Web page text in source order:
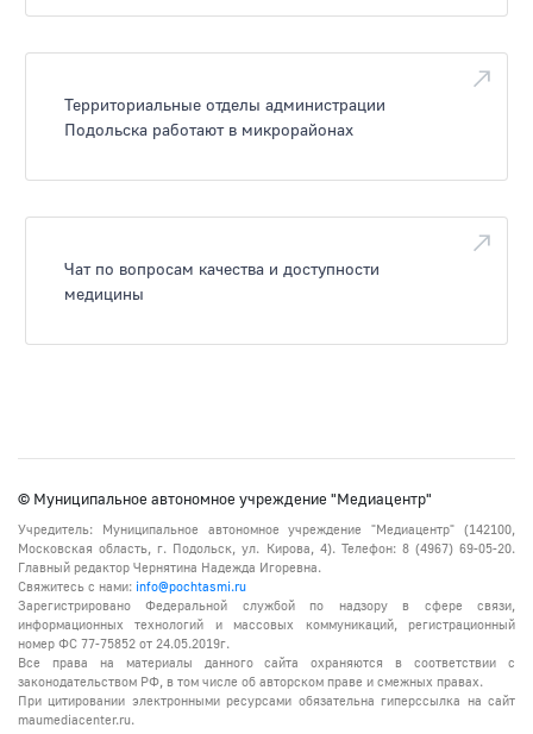
Территориальные отделы администрации
Подольска работают в микрорайонах
Чат по вопросам качества и доступности
медицины
© Муниципальное автономное учреждение "Медиацентр"
Учредитель: Муниципальное автономное учреждение "Медиацентр" (142100,
Московская область, г. Подольск, ул. Кирова, 4). Телефон: 8 (4967) 69-05-20.
Главный редактор Чернятина Надежда Игоревна.
Свяжитесь с нами: info@pochtasmi.ru
Зарегистрировано Федеральной службой по надзору в сфере связи,
информационных технологий и массовых коммуникаций, регистрационный
номер ФС 77-75852 от 24.05.2019г.
Все права на материалы данного сайта охраняются в соответствии с
законодательством РФ, в том числе об авторском праве и смежных правах.
При цитировании электронными ресурсами обязательна гиперссылка на сайт
maumediacenter.ru.